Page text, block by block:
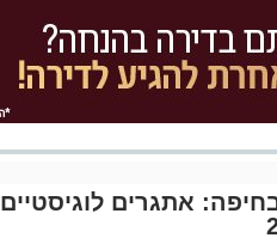
אתגרים לוגיסטיים